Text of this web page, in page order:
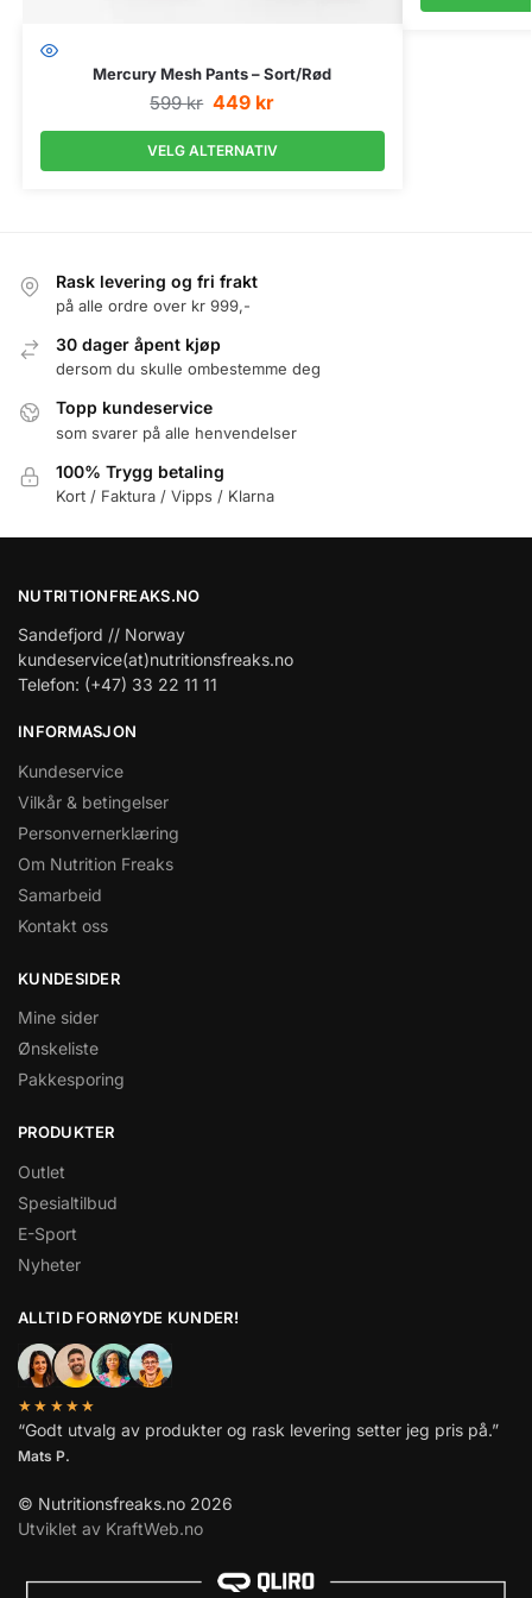
Mercury Mesh Pants – Sort/Rød
599kr 449 kr
VELG ALTERNATIV
Rask levering og fri frakt
på alle ordre over kr 999,-
30 dager åpent kjøp
dersom du skulle ombestemme deg
Topp kundeservice
som svarer på alle henvendelser
100% Trygg betaling
Kort / Faktura / Vipps / Klarna
NUTRITIONFREAKS.NO
Sandefjord // Norway
kundeservice(at)nutritionsfreaks.no
Telefon: (+47) 33 22 11 11
INFORMASJON
Kundeservice
Vilkår & betingelser
Personvernerklæring
Om Nutrition Freaks
Samarbeid
Kontakt oss
KUNDESIDER
Mine sider
Ønskeliste
Pakkesporing
PRODUKTER
Outlet
Spesialtilbud
E-Sport
Nyheter
ALLTID FORNØYDE KUNDER!
★★★★★
“Godt utvalg av produkter og rask levering setter jeg pris på.”
Mats P.
© Nutritionsfreaks.no 2026
Utviklet av KraftWeb.no